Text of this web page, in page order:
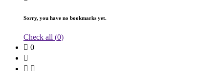
Sorry, you have no bookmarks yet.
Check all (0)
0